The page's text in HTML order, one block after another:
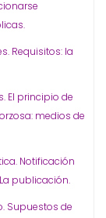
Requisitos: la
El principio de
medios de
Notificación
publicación.
Supuestos de